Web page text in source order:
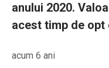
anului 2020.
acest timp de opt
acum 6 ani